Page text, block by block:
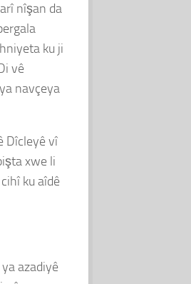
nîşan da
ku ji
vê
navçeya
Dîcleyê vî
xwe li
ku aîdê
azadiyê